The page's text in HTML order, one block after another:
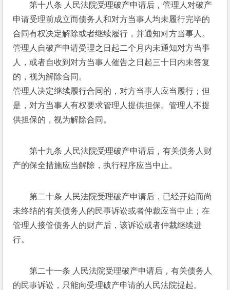
第十八条 人民法院受理破产申请后，管理人对破产
申请受理前成立而债务人和对方当事人均未履行完毕的
合同有权决定解除或者继续履行，并通知对方当事人。
管理人自破产申请受理之日起二个月内未通知对方当事
人，或者自收到对方当事人催告之日起三十日内未答复
的，视为解除合同。
管理人决定继续履行合同的，对方当事人应当履行；但
是，对方当事人有权要求管理人提供担保。管理人不提
供担保的，视为解除合同。
第十九条 人民法院受理破产申请后，有关债务人财
产的保全措施应当解除，执行程序应当中止。
第二十条 人民法院受理破产申请后，已经开始而尚
未终结的有关债务人的民事诉讼或者仲裁应当中止；在
管理人接管债务人的财产后，该诉讼或者仲裁继续进
行。
第二十一条 人民法院受理破产申请后，有关债务人
的民事诉讼，只能向受理破产申请的人民法院提起。